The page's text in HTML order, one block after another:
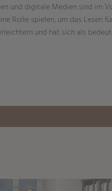
und digitale Medien sind im
spielen, um das Lesen
und hat sich als